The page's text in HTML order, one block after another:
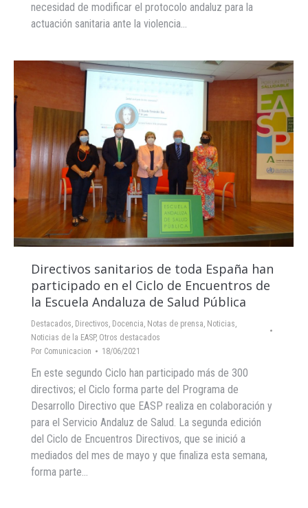
necesidad de modificar el protocolo andaluz para la
actuación sanitaria ante la violencia…
Directivos sanitarios de toda España han
participado en el Ciclo de Encuentros de
la Escuela Andaluza de Salud Pública
Destacados, Directivos, Docencia, Notas de prensa, Noticias,
Noticias de la EASP, Otros destacados
Por Comunicacion 18/06/2021
En este segundo Ciclo han participado más de 300
directivos; el Ciclo forma parte del Programa de
Desarrollo Directivo que EASP realiza en colaboración y
para el Servicio Andaluz de Salud. La segunda edición
del Ciclo de Encuentros Directivos, que se inició a
mediados del mes de mayo y que finaliza esta semana,
forma parte…